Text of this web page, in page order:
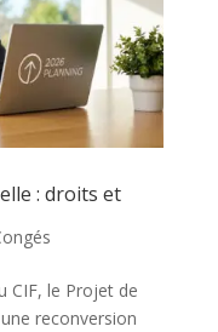
: droits et
CIF, le Projet de
reconversion